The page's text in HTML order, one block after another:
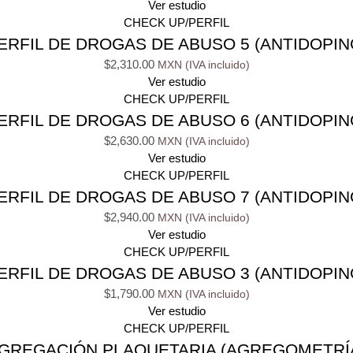
Ver estudio
CHECK UP/PERFIL
DE DROGAS DE ABUSO 5
$2,310.00
Ver estudio
CHECK UP/PERFIL
DE DROGAS DE ABUSO 6
$2,630.00
Ver estudio
CHECK UP/PERFIL
DE DROGAS DE ABUSO 7
$2,940.00
Ver estudio
CHECK UP/PERFIL
DE DROGAS DE ABUSO 3
$1,790.00
Ver estudio
CHECK UP/PERFIL
PLAQUETARIA